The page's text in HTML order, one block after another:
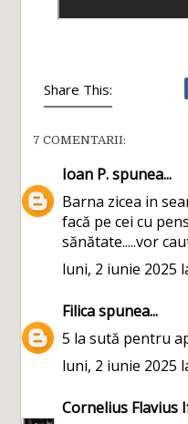
Share This:
7 COMENTARII:
Ioan P.spunea...
Barna zicea in
facă pe cei cu
sănătate.....vor
luni, 2 iunie 2025
Filicaspunea...
5 la sută pentru
luni, 2 iunie 2025
Cornelius Flavius